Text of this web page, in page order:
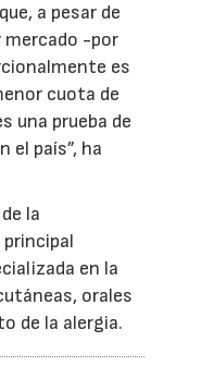
a pesar de
mercado -por
es
cuota de
una prueba de
el país”, ha
la
principal
en la
orales
de la alergia.